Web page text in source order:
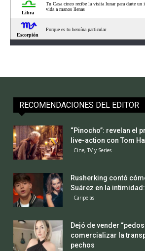
RECOMENDACIONES DEL EDITOR
“Pinocho”: revelan el
live-action con Tom
Cine, TV y Series
Rusherking contó
Suárez en la
Caripelas
Dejó de vender
comercializar la
pechos